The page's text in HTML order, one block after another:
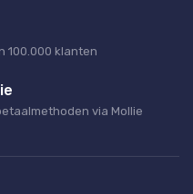
100.000 klanten
via Mollie